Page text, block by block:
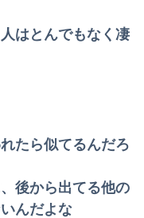
はとんでもなく凄
たら似てるんだろ
後から出てる他の
んだよな